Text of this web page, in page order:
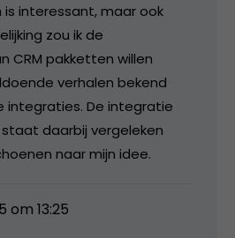
interessant, maar ook
zou ik de
CRM pakketten willen
verhalen bekend
integraties. De integratie
daarbij vergeleken
naar mijn idee.
om 13:25